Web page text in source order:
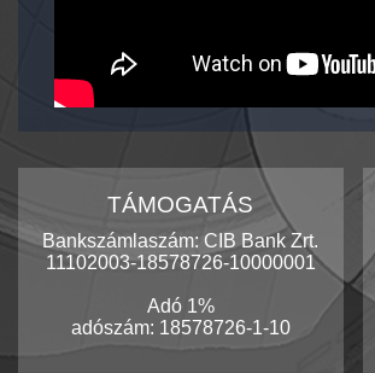
TÁMOGATÁS
Bankszámlaszám: CIB Bank Zrt.
11102003-18578726-10000001
Adó 1%
adószám: 18578726-1-10